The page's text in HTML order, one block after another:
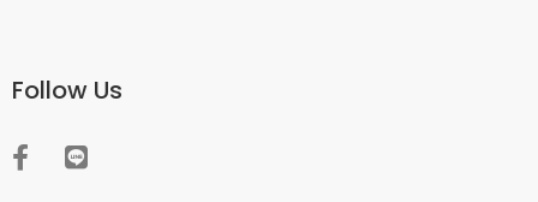
Follow Us